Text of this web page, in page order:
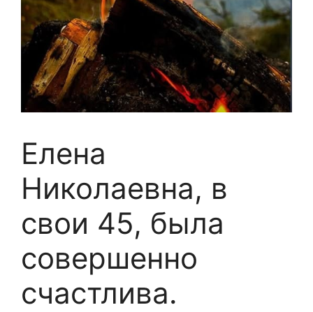
Елена
Николаевна, в
свои 45, была
совершенно
счастлива.